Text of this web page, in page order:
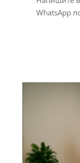
WhatsApp